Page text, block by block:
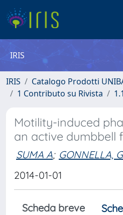
IRIS
IRIS
Catalogo Prodotti
1 Contributo su Rivista
Motility-induced
an active dumbbell
SUMA A; GONNELLA,
2014-01-01
Scheda breve